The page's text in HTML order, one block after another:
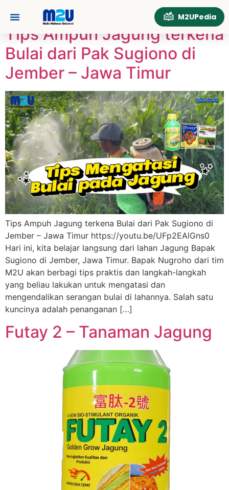
M2UPedia
Tips Ampuh Jagung terkena
Bulai dari Pak Sugiono di
Jember – Jawa Timur
Tips Ampuh Jagung terkena Bulai dari Pak Sugiono di
Jember – Jawa Timur https://youtu.be/UFp2EAlGns0
Hari ini, kita belajar langsung dari lahan Jagung Bapak
Sugiono di Jember, Jawa Timur. Bapak Nugroho dari tim
M2U akan berbagi tips praktis dan langkah-langkah
yang beliau lakukan untuk mengatasi dan
mengendalikan serangan bulai di lahannya. Salah satu
kuncinya adalah penanganan […]
Futay 2 – Tanaman Jagung